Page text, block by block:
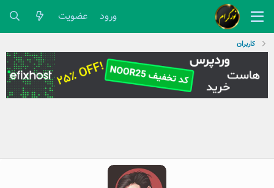
ورود عضویت
کاربران